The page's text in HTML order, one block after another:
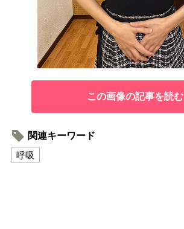
この画像の記事を読む
関連キーワード
呼吸